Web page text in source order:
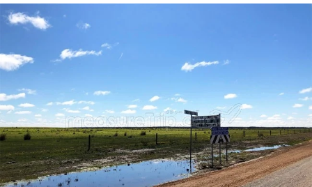
しばらく走った先で
せっかくなので今日も写真を撮ろう
これだったら今日は登れたのかも？
キャシュカイくんも記念にパチリ